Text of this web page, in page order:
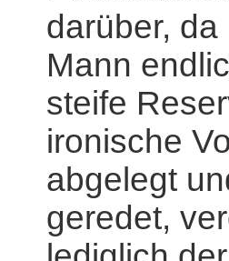
darüber,
Mann
steife
ironische
abgelegt
geredet,